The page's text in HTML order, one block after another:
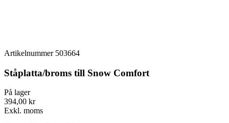
Artikelnummer 503664
Ståplatta/broms till Snow Comfort
På lager
394,00 kr
Exkl. moms